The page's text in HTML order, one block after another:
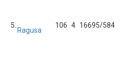
5.
Ragusa
106 4 16695/584